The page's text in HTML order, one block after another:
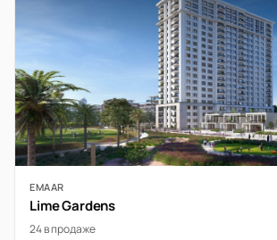
EMAAR
Lime Gardens
24 в продаже